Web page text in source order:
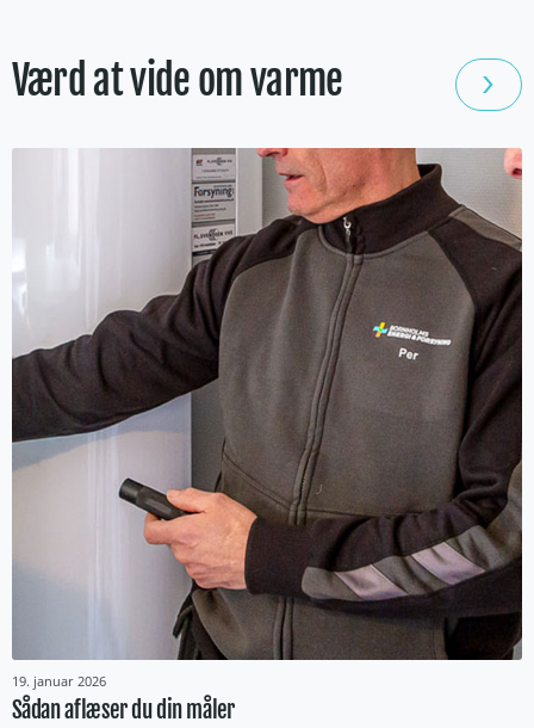
Værd at vide om varme
19. januar 2026
Sådan aflæser du din måler